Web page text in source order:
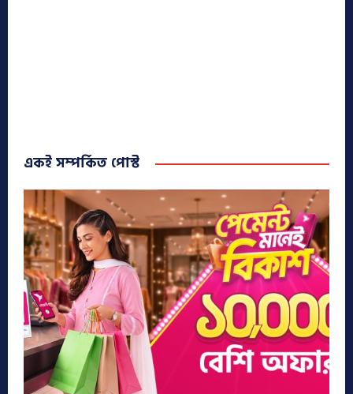
একই সম্পর্কিত পোস্ট